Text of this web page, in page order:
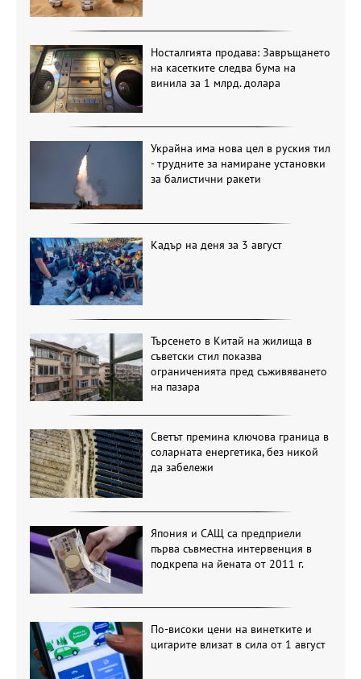
Носталгията продава: Завръщането
на касетките следва бума на
винила за 1 млрд. долара
Украйна има нова цел в руския тил
- трудните за намиране установки
за балистични ракети
Кадър на деня за 3 август
Търсенето в Китай на жилища в
съветски стил показва
ограниченията пред съживяването
на пазара
Светът премина ключова граница в
соларната енергетика, без никой
да забележи
Япония и САЩ са предприели
първа съвместна интервенция в
подкрепа на йената от 2011 г.
По-високи цени на винетките и
цигарите влизат в сила от 1 август